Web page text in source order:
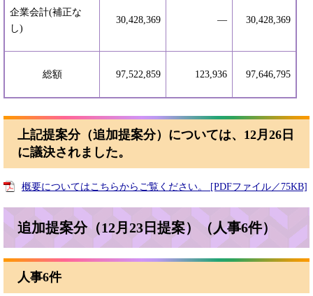
企業会計(補正な
し)
30,428,369 ― 30,428,369
総額 97,522,859 123,936 97,646,795
上記提案分（追加提案分）については、12月26日
に議決されました。
概要についてはこちらからご覧ください。 [PDFファイル／75KB]
追加提案分（12月23日提案）（人事6件）
人事6件